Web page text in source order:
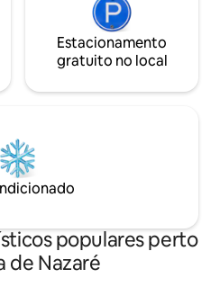
Estacionamento
gratuito no local
populares perto
de Nazaré